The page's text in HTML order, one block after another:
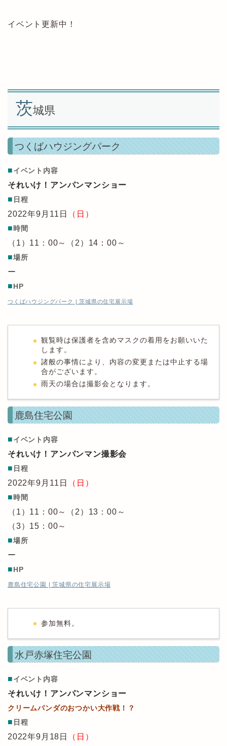
イベント更新中！
茨城県
つくばハウジングパーク
■イベント内容
それいけ！アンパンマンショー
■ 日程
2022年9月11日
（日）
■時間
（1）11：00～（2）14：00～
■場所
ー
■HP
つくばハウジングパーク | 茨城県の住宅展示場
観覧時は保護者を含めマスクの着用をお願いいた
します。
諸般の事情により、内容の変更または中止する場
合がございます。
雨天の場合は撮影会となります。
鹿島住宅公園
■イベント内容
それいけ！アンパンマン撮影会
■ 日程
2022年9月11日
（日）
■時間
（1）11：00～（2）13：00～
（3）15：00～
■場所
ー
■HP
鹿島住宅公園 | 茨城県の住宅展示場
参加無料。
水戸赤塚住宅公園
■イベント内容
それいけ！アンパンマンショー
クリームパンダのおつかい大作戦！？
■ 日程
2022年9月18日
（日）